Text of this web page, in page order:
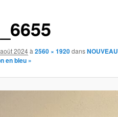
2024à 2560 × 1920dans
en bleu »